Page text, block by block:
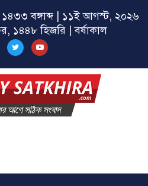
১৪৩৩ বঙ্গাব্দ | ১১ই আগস্ট, ২০২৬
১৪৪৮ হিজরি | বর্ষাকাল